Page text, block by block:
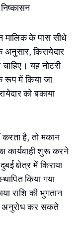
मालिक के पास सीधे
अनुसार, किरायेदार
यह नोटरी
रूप में किया जा
को बकाया
करता है, तो मकान
कार्यवाही शुरू करने
क्षेत्र में किराया
किया गया
राशि की भुगतान
अनुरोध कर सकते